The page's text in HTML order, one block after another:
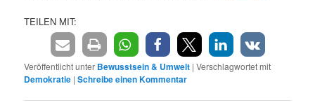
TEILEN MIT:
Veröffentlicht unter Bewusstsein & Umwelt |Verschlagwortet mit
Demokratie |Schreibe einen Kommentar